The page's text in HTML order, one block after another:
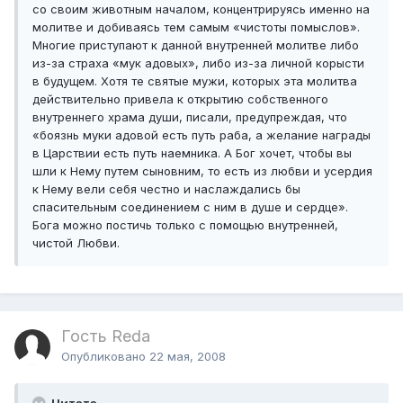
со своим животным началом, концентрируясь именно на
молитве и добиваясь тем самым «чистоты помыслов».
Многие приступают к данной внутренней молитве либо
из-за страха «мук адовых», либо из-за личной корысти
в будущем. Хотя те святые мужи, которых эта молитва
действительно привела к открытию собственного
внутреннего храма души, писали, предупреждая, что
«боязнь муки адовой есть путь раба, а желание награды
в Царствии есть путь наемника. А Бог хочет, чтобы вы
шли к Нему путем сыновним, то есть из любви и усердия
к Нему вели себя честно и наслаждались бы
спасительным соединением с ним в душе и сердце».
Бога можно постичь только с помощью внутренней,
чистой Любви.
Гость Reda
Опубликовано 22 мая, 2008